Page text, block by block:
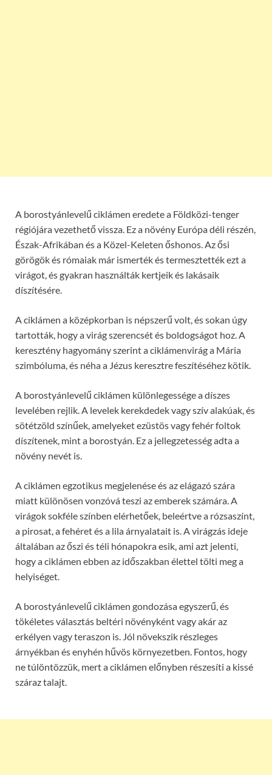
A borostyánlevelű ciklámen eredete a Földközi-tenger
régiójára vezethető vissza. Ez a növény Európa déli részén,
Észak-Afrikában és a Közel-Keleten őshonos. Az ősi
görögök és rómaiak már ismerték és termesztették ezt a
virágot, és gyakran használták kertjeik és lakásaik
díszítésére.
A ciklámen a középkorban is népszerű volt, és sokan úgy
tartották, hogy a virág szerencsét és boldogságot hoz. A
keresztény hagyomány szerint a ciklámenvirág a Mária
szimbóluma, és néha a Jézus keresztre feszítéséhez kötik.
A borostyánlevelű ciklámen különlegessége a díszes
levelében rejlik. A levelek kerekdedek vagy szív alakúak, és
sötétzöld színűek, amelyeket ezüstös vagy fehér foltok
díszítenek, mint a borostyán. Ez a jellegzetesség adta a
növény nevét is.
A ciklámen egzotikus megjelenése és az elágazó szára
miatt különösen vonzóvá teszi az emberek számára. A
virágok sokféle színben elérhetőek, beleértve a rózsaszínt,
a pirosat, a fehéret és a lila árnyalatait is. A virágzás ideje
általában az őszi és téli hónapokra esik, ami azt jelenti,
hogy a ciklámen ebben az időszakban élettel tölti meg a
helyiséget.
A borostyánlevelű ciklámen gondozása egyszerű, és
tökéletes választás beltéri növényként vagy akár az
erkélyen vagy teraszon is. Jól növekszik részleges
árnyékban és enyhén hűvös környezetben. Fontos, hogy
ne túlöntözzük, mert a ciklámen előnyben részesíti a kissé
száraz talajt.